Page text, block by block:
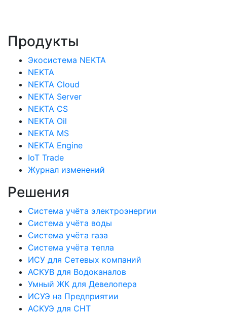
Продукты
Экосистема NEKTA
NEKTA
NEKTA Cloud
NEKTA Server
NEKTA CS
NEKTA Oil
NEKTA MS
NEKTA Engine
IoT Trade
Журнал изменений
Решения
Система учёта электроэнергии
Система учёта воды
Система учёта газа
Система учёта тепла
ИСУ для Сетевых компаний
АСКУВ для Водоканалов
Умный ЖК для Девелопера
ИСУЭ на Предприятии
АСКУЭ для СНТ